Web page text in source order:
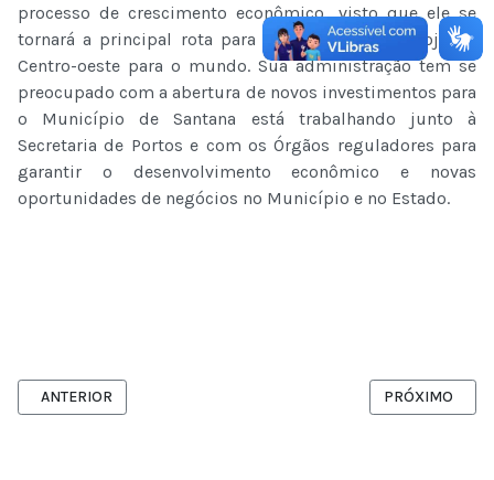
processo de crescimento econômico, visto que ele se
tornará a principal rota para o escoamento da soja do
Centro-oeste para o mundo. Sua administração tem se
preocupado com a abertura de novos investimentos para
o Município de Santana está trabalhando junto à
Secretaria de Portos e com os Órgãos reguladores para
garantir o desenvolvimento econômico e novas
oportunidades de negócios no Município e no Estado.
ARTIGO ANTERIOR: CDSA PARTICIPA DA 51º EXPO-FEIRA DO
ANTERIOR PRÓXIMO
PRÓXIMO